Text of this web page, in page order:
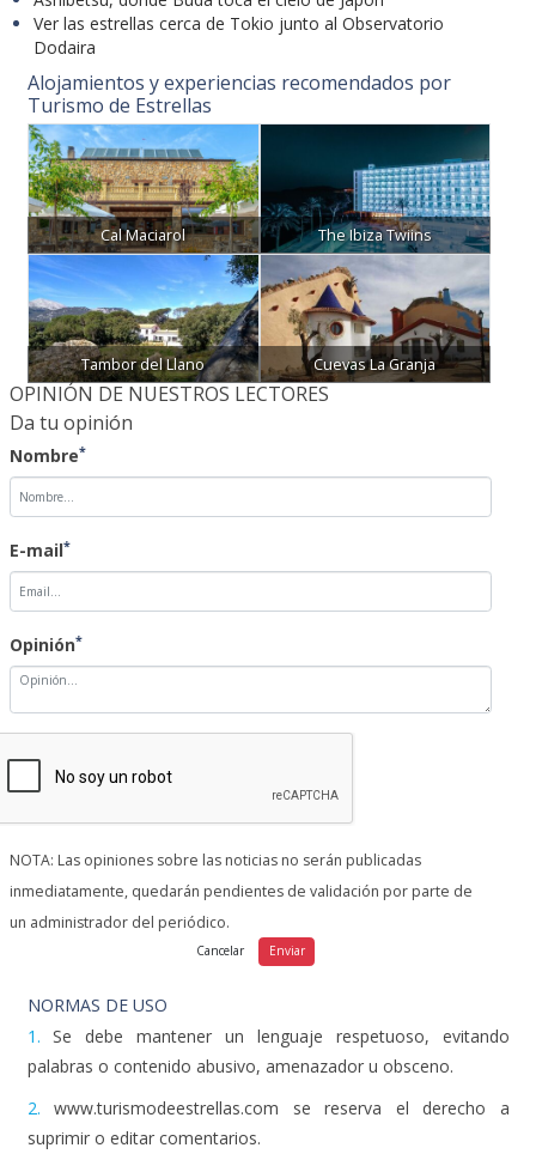
Ashibetsu, donde Buda toca el cielo de Japón
Ver las estrellas cerca de Tokio junto al Observatorio
Alojamientos y experiencias recomendados por
Turismo de Estrellas
Cal Maciarol The Ibiza Twiins
Tambor del Llano Cuevas La Granja
OPINIÓN DE NUESTROS LECTORES
Da tu opinión
*
Opinión *
NOTA: Las opiniones sobre las noticias no serán publicadas
inmediatamente, quedarán pendientes de validación por parte de
un administrador del periódico.
Se debe mantener un lenguaje respetuoso, evitando
palabras o contenido abusivo, amenazador u obsceno.